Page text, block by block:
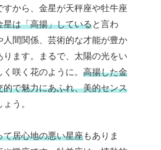
から、金星が天秤座や牡牛座
星は「高揚」していると言わ
人間関係、芸術的な才能が豊か
ります。まるで、太陽の光をい
咲く花のように。 高揚した金
的で魅力にあふれ、美的センス
ょう。
て居心地の悪い星座もありま